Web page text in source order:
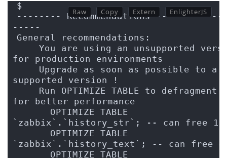
$
-------- Recommendations
-----
General recommendations:
You are using an unsupported
for production environments
    Upgrade as soon as possible to a
supported version !
Run OPTIMIZE TABLE to defragment
for better performance
      OPTIMIZE TABLE
`zabbix`.`history_str`; -- can free
      OPTIMIZE TABLE
`zabbix`.`history_text`; -- can free
      OPTIMIZE TABLE